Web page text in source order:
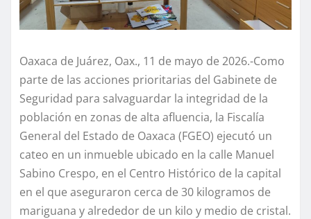
Oaxaca de Juárez, Oax., 11 de mayo de 2026.-Como
parte de las acciones prioritarias del Gabinete de
Seguridad para salvaguardar la integridad de la
población en zonas de alta afluencia, la Fiscalía
General del Estado de Oaxaca (FGEO) ejecutó un
cateo en un inmueble ubicado en la calle Manuel
Sabino Crespo, en el Centro Histórico de la capital
en el que aseguraron cerca de 30 kilogramos de
mariguana y alrededor de un kilo y medio de cristal.